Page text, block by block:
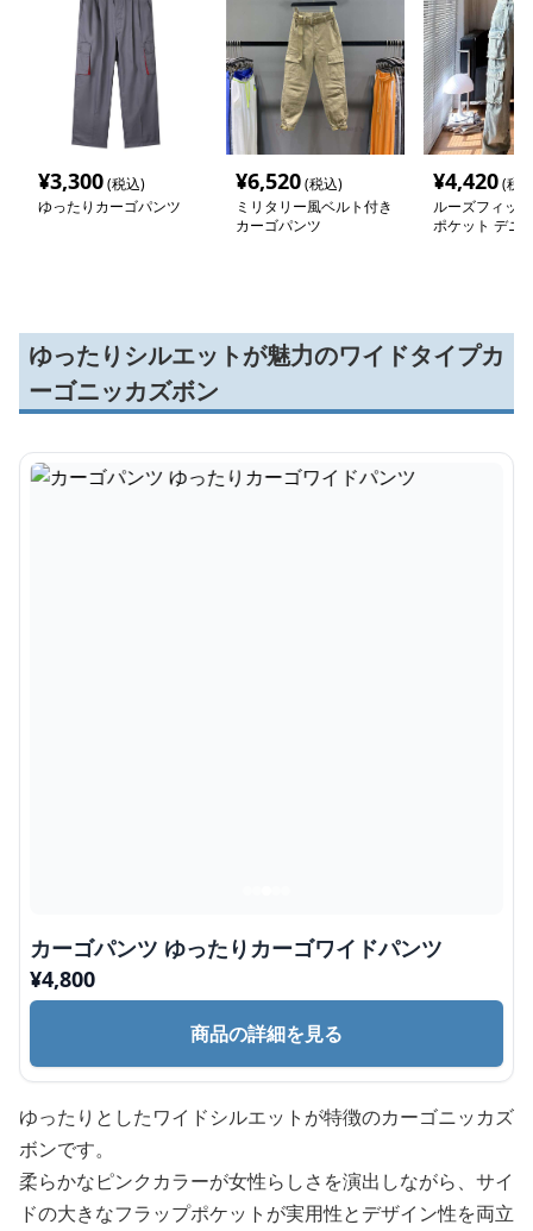
¥3,300(税込)
ゆったりカーゴパンツ
¥6,520(税込)
ミリタリー風ベルト付き
カーゴパンツ
¥4,420(税
ルーズフィッ
ポケット デニ
ゆったりシルエットが魅力のワイドタイプカ
ーゴニッカズボン
カーゴパンツ ゆったりカーゴワイドパンツ
¥4,800
商品の詳細を見る
ゆったりとしたワイドシルエットが特徴のカーゴニッカズ
ボンです。
柔らかなピンクカラーが女性らしさを演出しながら、サイ
ドの大きなフラップポケットが実用性とデザイン性を両立